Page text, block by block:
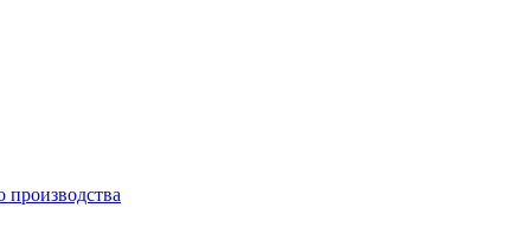
производства